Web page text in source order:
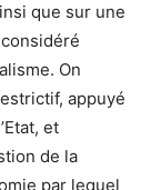
que sur une
On
appuyé
et
de la
par lequel